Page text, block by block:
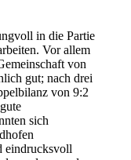
in die Partie
Vor allem
von
gut; nach drei
von 9:2
sich
eindrucksvoll